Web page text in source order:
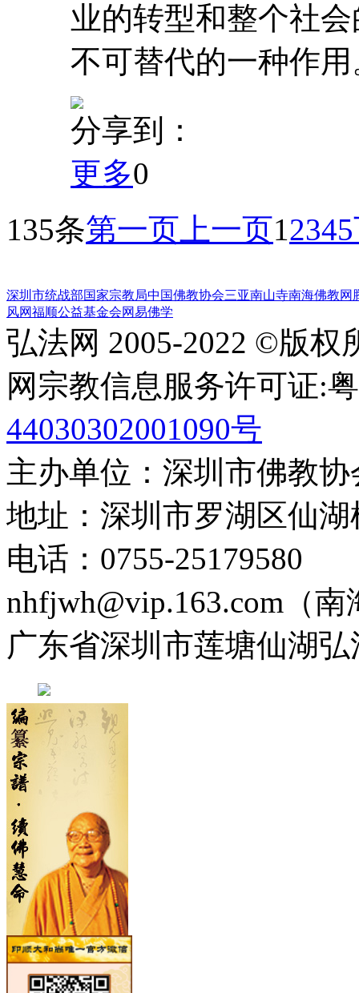
业的转型和整个社
不可替代的一种作用
分享到：
更多0
135条第一页 上一页12345
深圳市统战部国家宗教局中国佛教协会三亚南山寺南海佛教网
风网福顺公益基金会网易佛学
弘法网 2005-2022 ©版权
网宗教信息服务许可证:
44030302001090号
主办单位：深圳市佛教
地址：深圳市罗湖区仙
电话：0755-25179580
nhfjwh@vip.163.com（南
广东省深圳市莲塘仙湖弘